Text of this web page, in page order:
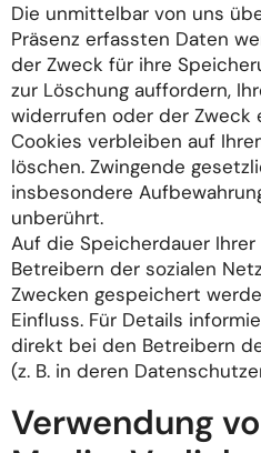
Die unmittelbar von uns
Präsenz erfassten Daten
der Zweck für ihre
zur Löschung auffordern,
widerrufen oder der Zweck
Cookies verbleiben auf
löschen. Zwingende
insbesondere
unberührt.
Auf die Speicherdauer
Betreibern der sozialen
Zwecken gespeichert
Einfluss. Für Details
direkt bei den Betreibern
(z. B. in deren
Verwendung